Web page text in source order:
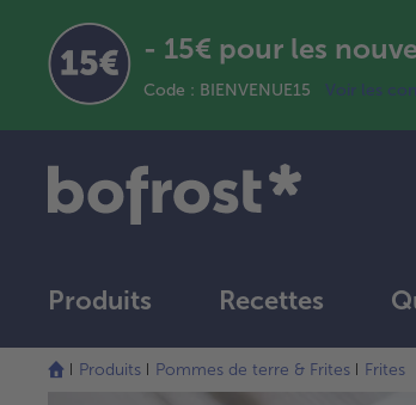
- 15€ pour les
Code : BIENVENUE15 Voir les
Produits Recettes
Produits Pommes de terre & Frites Frites